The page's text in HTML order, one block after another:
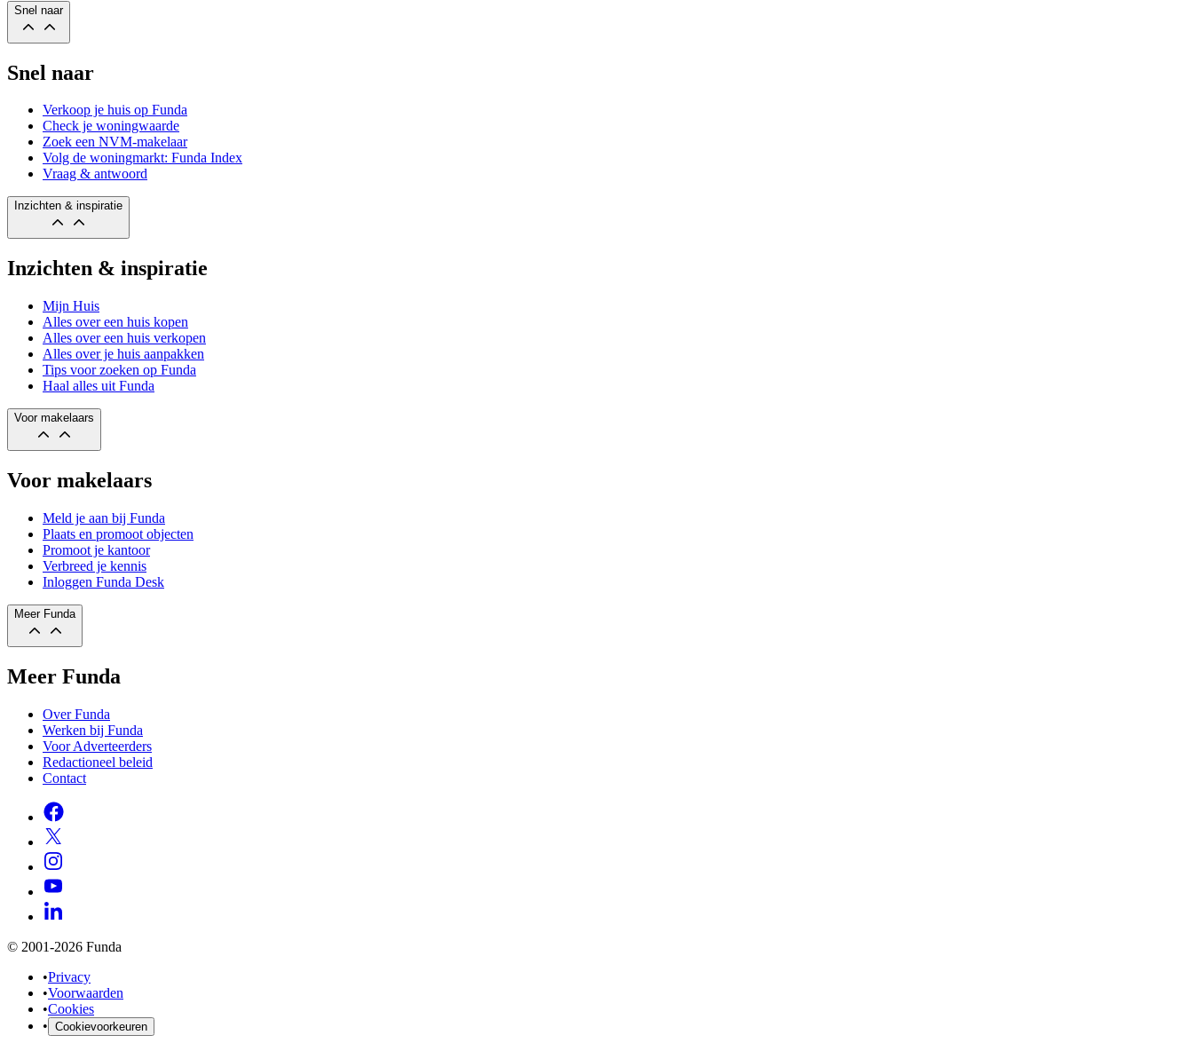
Snel naar
Snel naar
Verkoop je huis op Funda
Check je woningwaarde
Zoek een NVM-makelaar
Volg de woningmarkt: Funda Index
Vraag & antwoord
Inzichten & inspiratie
Inzichten & inspiratie
Mijn Huis
Alles over een huis kopen
Alles over een huis verkopen
Alles over je huis aanpakken
Tips voor zoeken op Funda
Haal alles uit Funda
Voor makelaars
Voor makelaars
Meld je aan bij Funda
Plaats en promoot objecten
Promoot je kantoor
Verbreed je kennis
Inloggen Funda Desk
Meer Funda
Meer Funda
Over Funda
Werken bij Funda
Voor Adverteerders
Redactioneel beleid
Contact
© 2001-2026 Funda
•Privacy
•Voorwaarden
•Cookies
• Cookievoorkeuren